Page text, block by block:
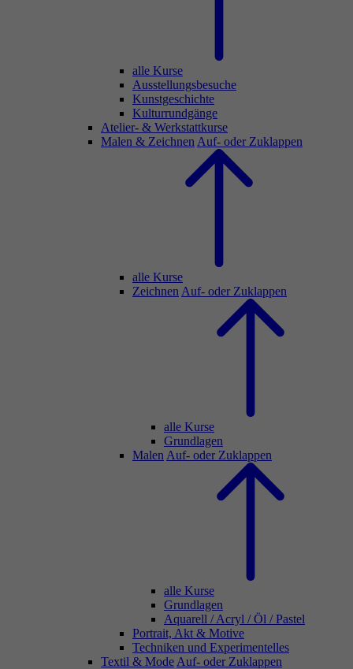
alle Kurse
Ausstellungsbesuche
Kunstgeschichte
Kulturrundgänge
Atelier- & Werkstattkurse
Malen & Zeichnen Auf- oder Zuklappen
alle Kurse
Zeichnen Auf- oder Zuklappen
alle Kurse
Grundlagen
Malen Auf- oder Zuklappen
alle Kurse
Grundlagen
Aquarell / Acryl / Öl / Pastel
Portrait, Akt & Motive
Techniken und Experimentelles
Textil & Mode Auf- oder Zuklappen